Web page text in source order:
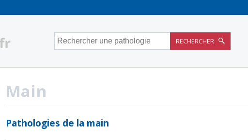
Rechercher une pathologie RECHERCHER
Main
Pathologies de la main